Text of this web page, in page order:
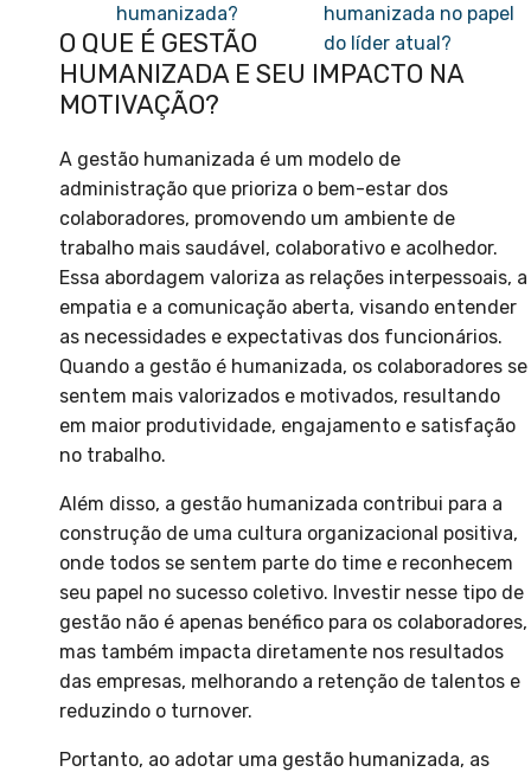
humanizada?
humanizada no papel
do líder atual?
O QUE É GESTÃO
HUMANIZADA E SEU IMPACTO NA
MOTIVAÇÃO?
A gestão humanizada é um modelo de
administração que prioriza o bem-estar dos
colaboradores, promovendo um ambiente de
trabalho mais saudável, colaborativo e acolhedor.
Essa abordagem valoriza as relações interpessoais, a
empatia e a comunicação aberta, visando entender
as necessidades e expectativas dos funcionários.
Quando a gestão é humanizada, os colaboradores se
sentem mais valorizados e motivados, resultando
em maior produtividade, engajamento e satisfação
no trabalho.
Além disso, a gestão humanizada contribui para a
construção de uma cultura organizacional positiva,
onde todos se sentem parte do time e reconhecem
seu papel no sucesso coletivo. Investir nesse tipo de
gestão não é apenas benéfico para os colaboradores,
mas também impacta diretamente nos resultados
das empresas, melhorando a retenção de talentos e
reduzindo o turnover.
Portanto, ao adotar uma gestão humanizada, as